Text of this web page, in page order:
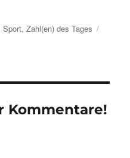
Kategorien
Sport,Zahl(en) des Tages
Kommentare!